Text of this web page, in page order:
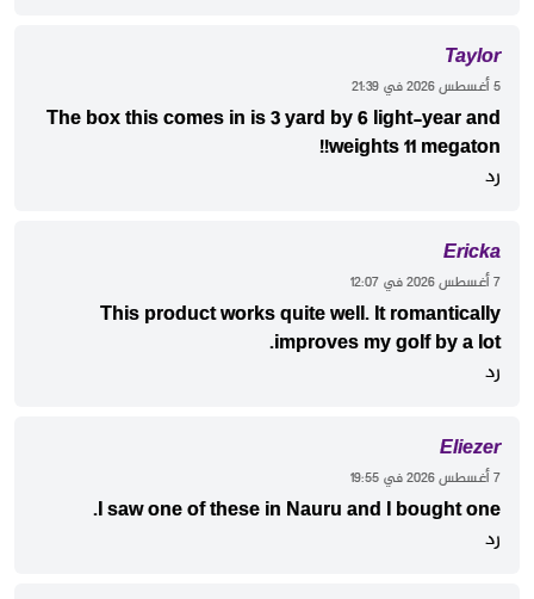
Taylor
‫5 أغسطس 2026 في 21:39
The box this comes in is 3 yard by 6 light-year and
weights 11 megaton!!
رد
Ericka
‫7 أغسطس 2026 في 12:07
This product works quite well. It romantically
improves my golf by a lot.
رد
Eliezer
‫7 أغسطس 2026 في 19:55
I saw one of these in Nauru and I bought one.
رد